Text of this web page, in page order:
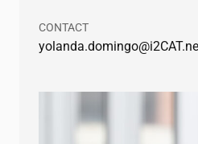
CONTACT
yolanda.domingo@i2CAT